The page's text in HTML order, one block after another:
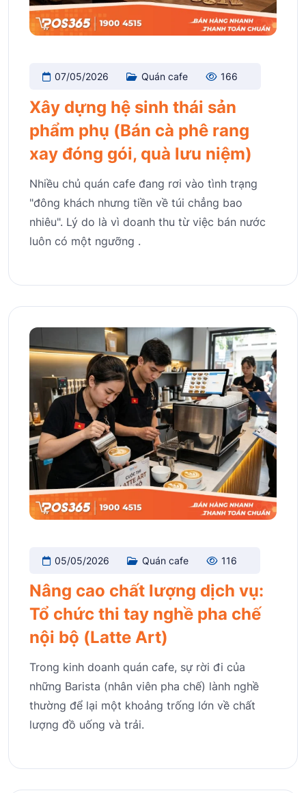
07/05/2026 Quán cafe 166
Xây dựng hệ sinh thái sản
phẩm phụ (Bán cà phê rang
xay đóng gói, quà lưu niệm)
Nhiều chủ quán cafe đang rơi vào tình trạng
"đông khách nhưng tiền về túi chẳng bao
nhiêu". Lý do là vì doanh thu từ việc bán nước
luôn có một ngưỡng .
05/05/2026 Quán cafe 116
Nâng cao chất lượng dịch vụ:
Tổ chức thi tay nghề pha chế
nội bộ (Latte Art)
Trong kinh doanh quán cafe, sự rời đi của
những Barista (nhân viên pha chế) lành nghề
thường để lại một khoảng trống lớn về chất
lượng đồ uống và trải.